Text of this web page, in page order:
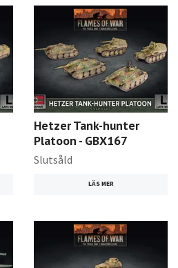
Hetzer Tank-hunter
Platoon - GBX167
Slutsåld
LÄS MER